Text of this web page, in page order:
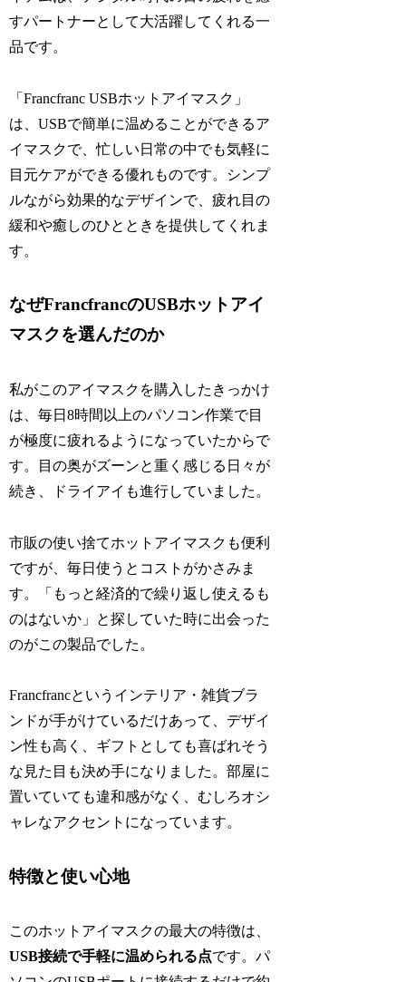
すパートナーとして大活躍してくれる一
品です。
「Francfranc USBホットアイマスク」
は、USBで簡単に温めることができるア
イマスクで、忙しい日常の中でも気軽に
目元ケアができる優れものです。シンプ
ルながら効果的なデザインで、疲れ目の
緩和や癒しのひとときを提供してくれま
す。
なぜFrancfrancのUSBホットアイ
マスクを選んだのか
私がこのアイマスクを購入したきっかけ
は、毎日8時間以上のパソコン作業で目
が極度に疲れるようになっていたからで
す。目の奥がズーンと重く感じる日々が
続き、ドライアイも進行していました。
市販の使い捨てホットアイマスクも便利
ですが、毎日使うとコストがかさみま
す。「もっと経済的で繰り返し使えるも
のはないか」と探していた時に出会った
のがこの製品でした。
Francfrancというインテリア・雑貨ブラ
ンドが手がけているだけあって、デザイ
ン性も高く、ギフトとしても喜ばれそう
な見た目も決め手になりました。部屋に
置いていても違和感がなく、むしろオシ
ャレなアクセントになっています。
特徴と使い心地
このホットアイマスクの最大の特徴は、
USB接続で手軽に温められる点です。パ